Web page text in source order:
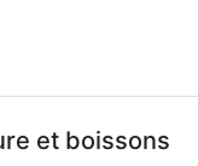
et boissons